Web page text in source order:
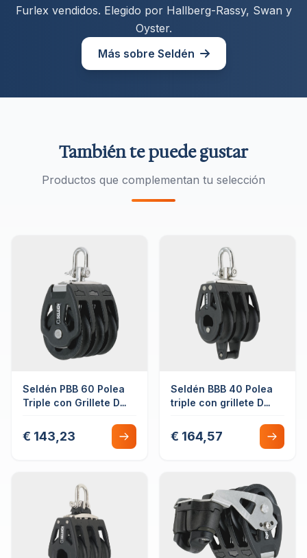
Furlex vendidos. Elegido por Hallberg-Rassy, Swan y
Oyster.
Más sobre Seldén
También te puede gustar
Productos que complementan tu selección
Seldén PBB 60 Polea
Triple con Grillete D
€ 143,23
Seldén BBB 40 Polea
triple con grillete D
€ 164,57